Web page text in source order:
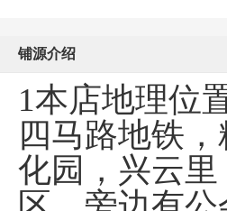
铺源介绍
1本店地理位
四马路地铁
化园，兴云